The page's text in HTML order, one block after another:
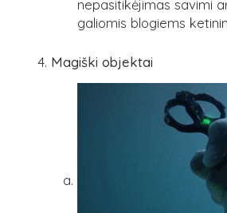
nepasitikėjimas savimi
galiomis blogiems
Magiški objektai